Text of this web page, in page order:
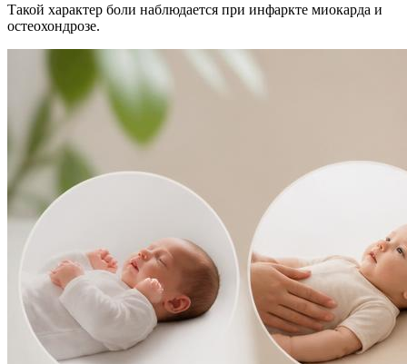
Такой характер боли наблюдается при инфаркте миокарда и
остеохондрозе.